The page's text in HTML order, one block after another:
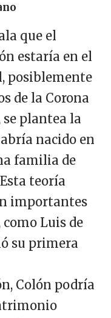
que el
estaría en el
posiblemente
de la Corona
se plantea la
nacido en
familia de
teoría
importantes
Luis de
su primera
Colón podría